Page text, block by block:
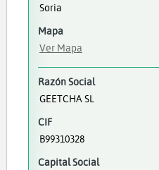
Soria
Mapa
Ver Mapa
Razón Social
GEETCHA SL
CIF
B99310328
Capital Social